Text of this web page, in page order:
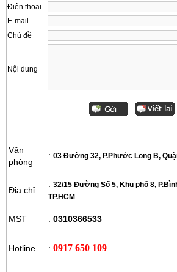
Điên thoại
E-mail
Chủ đề
Nội dung
Văn
phòng
: 03 Đường 32, P.Phước Long B,
Địa chỉ
: 32/15 Đường Số 5, Khu phố 8,
TP.HCM
MST : 0310366533
Hotline : 0917 650 109